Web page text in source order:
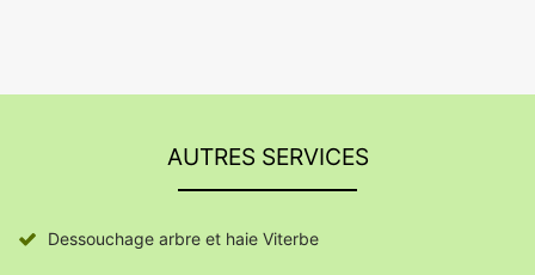
AUTRES SERVICES
Dessouchage arbre et haie Viterbe